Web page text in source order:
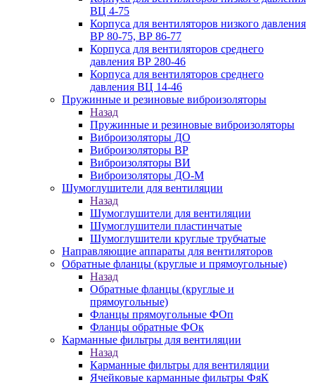
ВЦ 4-75
Корпуса для вентиляторов низкого давления
ВР 80-75, ВР 86-77
Корпуса для вентиляторов среднего
давления ВР 280-46
Корпуса для вентиляторов среднего
давления ВЦ 14-46
Пружинные и резиновые виброизоляторы
Назад
Пружинные и резиновые виброизоляторы
Виброизоляторы ДО
Виброизоляторы ВР
Виброизоляторы ВИ
Виброизоляторы ДО-М
Шумоглушители для вентиляции
Назад
Шумоглушители для вентиляции
Шумоглушители пластинчатые
Шумоглушители круглые трубчатые
Направляющие аппараты для вентиляторов
Обратные фланцы (круглые и прямоугольные)
Назад
Обратные фланцы (круглые и
прямоугольные)
Фланцы прямоугольные ФОп
Фланцы обратные ФОк
Карманные фильтры для вентиляции
Назад
Карманные фильтры для вентиляции
Ячейковые карманные фильтры ФяК